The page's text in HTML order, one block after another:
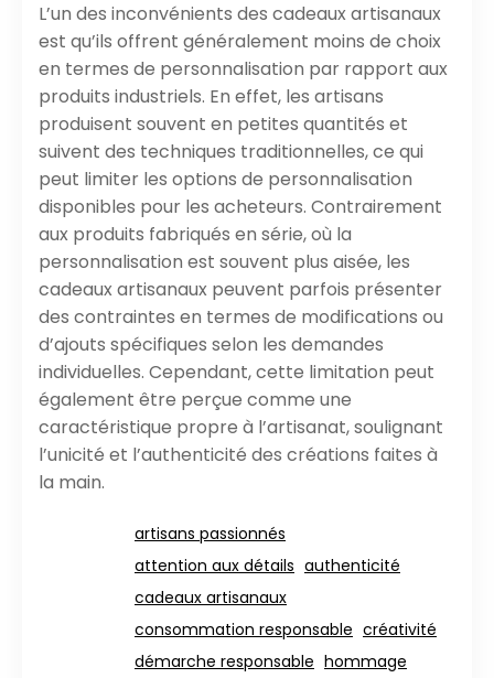
L’un des inconvénients des cadeaux artisanaux
est qu’ils offrent généralement moins de choix
en termes de personnalisation par rapport aux
produits industriels. En effet, les artisans
produisent souvent en petites quantités et
suivent des techniques traditionnelles, ce qui
peut limiter les options de personnalisation
disponibles pour les acheteurs. Contrairement
aux produits fabriqués en série, où la
personnalisation est souvent plus aisée, les
cadeaux artisanaux peuvent parfois présenter
des contraintes en termes de modifications ou
d’ajouts spécifiques selon les demandes
individuelles. Cependant, cette limitation peut
également être perçue comme une
caractéristique propre à l’artisanat, soulignant
l’unicité et l’authenticité des créations faites à
la main.
artisans passionnés
attention aux détails authenticité
cadeaux artisanaux
consommation responsable créativité
démarche responsable hommage